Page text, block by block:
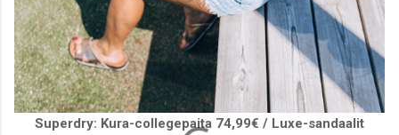
Superdry: Kura-collegepaita 74,99€ / Luxe-sandaalit